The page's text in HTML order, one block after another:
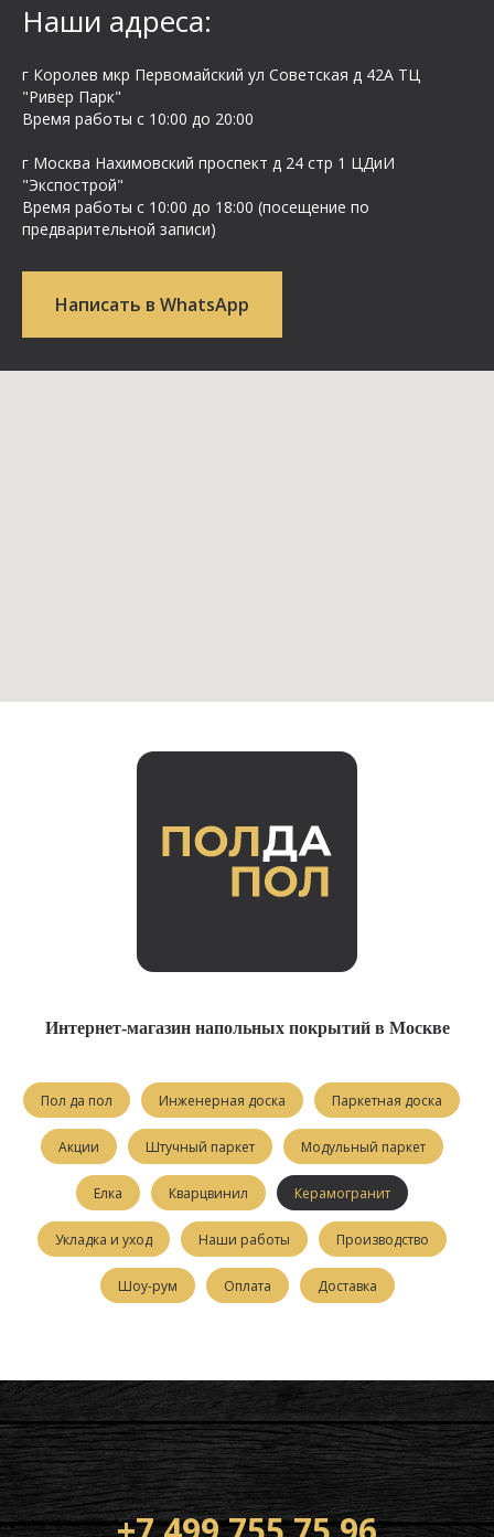
Наши адреса:
г Королев мкр Первомайский ул Cоветская д 42А ТЦ
"Ривер Парк"
Время работы с 10:00 до 20:00
г Москва Нахимовский проспект д 24 стр 1 ЦДиИ
"Экспострой"
Время работы с 10:00 до 18:00 (посещение по
предварительной записи)
Написать в WhatsApp
Интернет-магазин напольных покрытий в Москве
Пол да пол Инженерная доска Паркетная доска
Акции Штучный паркет Модульный паркет
Елка Кварцвинил Керамогранит
Укладка и уход Наши работы Производство
Шоу-рум Оплата Доставка